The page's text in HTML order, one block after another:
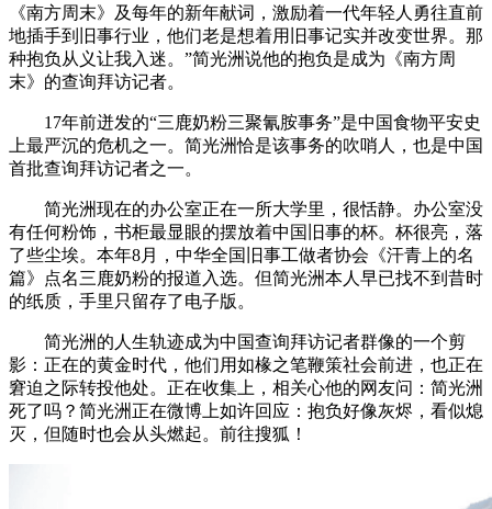
《南方周末》及每年的新年献词，激励着一代年轻人勇往直前
地插手到旧事行业，他们老是想着用旧事记实并改变世界。那
种抱负从义让我入迷。”简光洲说他的抱负是成为《南方周
末》的查询拜访记者。
17年前迸发的“三鹿奶粉三聚氰胺事务”是中国食物平安史
上最严沉的危机之一。简光洲恰是该事务的吹哨人，也是中国
首批查询拜访记者之一。
简光洲现在的办公室正在一所大学里，很恬静。办公室没
有任何粉饰，书柜最显眼的摆放着中国旧事的杯。杯很亮，落
了些尘埃。本年8月，中华全国旧事工做者协会《汗青上的名
篇》点名三鹿奶粉的报道入选。但简光洲本人早已找不到昔时
的纸质，手里只留存了电子版。
简光洲的人生轨迹成为中国查询拜访记者群像的一个剪
影：正在的黄金时代，他们用如椽之笔鞭策社会前进，也正在
窘迫之际转投他处。正在收集上，相关心他的网友问：简光洲
死了吗？简光洲正在微博上如许回应：抱负好像灰烬，看似熄
灭，但随时也会从头燃起。前往搜狐！